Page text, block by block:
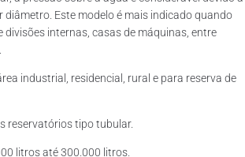
diâmetro. Este modelo é mais indicado quando
divisões internas, casas de máquinas, entre
industrial, residencial, rural e para reserva de
reservatórios tipo tubular.
litros até 300.000 litros.